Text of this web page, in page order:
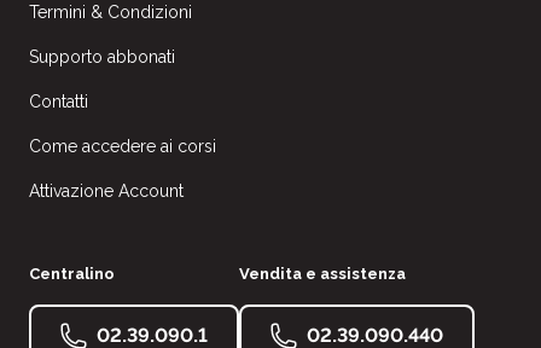
Termini & Condizioni
Supporto abbonati
Contatti
Come accedere ai corsi
Attivazione Account
Centralino
02.39.090.1
Vendita e assistenza
02.39.090.440